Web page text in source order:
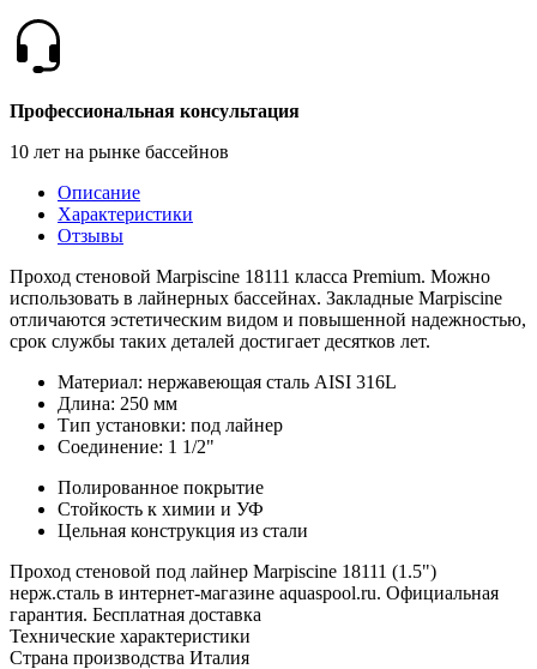
Профессиональная консультация
10 лет на рынке бассейнов
Описание
Характеристики
Отзывы
Проход стеновой Marpiscine 18111 класса Premium. Можно
использовать в лайнерных бассейнах. Закладные Marpiscine
отличаются эстетическим видом и повышенной надежностью,
срок службы таких деталей достигает десятков лет.
Материал: нержавеющая сталь AISI 316L
Длина: 250 мм
Тип установки: под лайнер
Соединение: 1 1/2"
Полированное покрытие
Стойкость к химии и УФ
Цельная конструкция из стали
Проход стеновой под лайнер Marpiscine 18111 (1.5")
нерж.сталь в интернет-магазине aquaspool.ru. Официальная
гарантия. Бесплатная доставка
Технические характеристики
Страна производства Италия